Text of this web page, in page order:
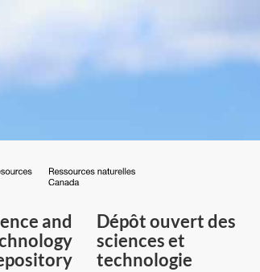
du
Canada
and
Dépôt ouvert des
sciences et
technologie